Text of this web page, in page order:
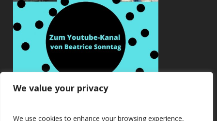
We value your privacy
We use cookies to enhance your browsing experience,